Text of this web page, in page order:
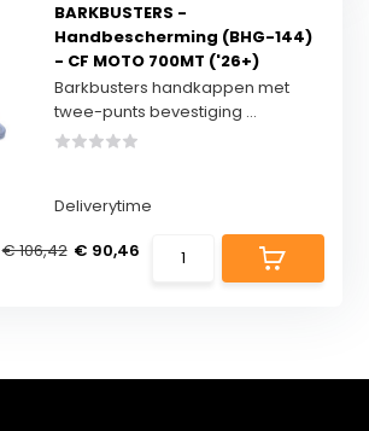
BARKBUSTERS -
Handbescherming (BHG-144)
- CF MOTO 700MT ('26+)
Barkbusters handkappen met
twee-punts bevestiging ...
Deliverytime
€ 106,42 € 90,46